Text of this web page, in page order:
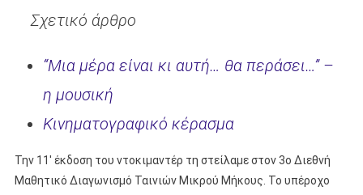
Σχετικό άρθρο
“Μια μέρα είναι κι αυτή… θα περάσει…” –
η μουσική
Κινηματογραφικό κέρασμα
Την 11′ έκδοση του ντοκιμαντέρ τη στείλαμε στον 3ο Διεθνή
Μαθητικό Διαγωνισμό Ταινιών Μικρού Μήκους. Το υπέροχο